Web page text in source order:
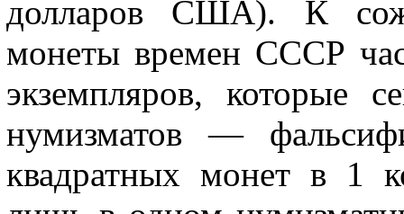
долларов США). К
монеты времен СССР
экземпляров, которые
нумизматов —
квадратных монет в 1